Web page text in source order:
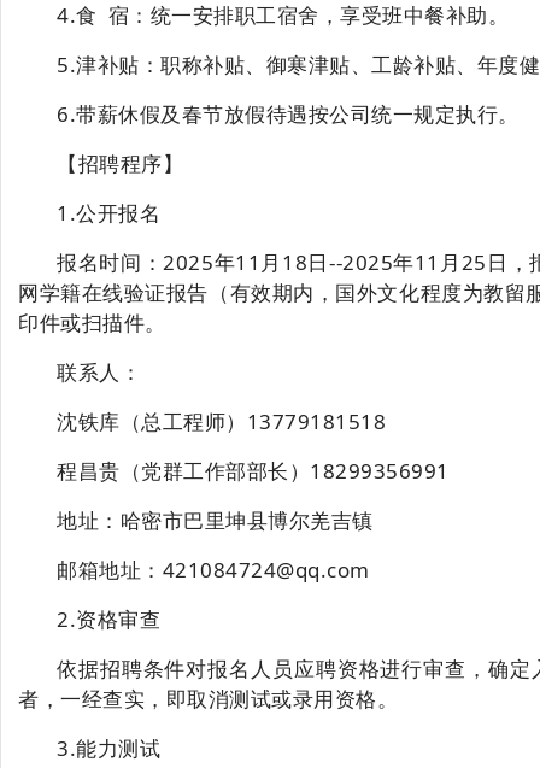
4.食 宿： 统一安排职工宿舍，享受班中餐补助。
5.津补贴：职称补贴、御寒津贴、工龄补贴、年度
6.带薪休假及春节放假待遇按公司统一规定执行。
【招聘程序】
1.公开报名
报名时间：2025年11月18日--2025年11月25日，
网学籍在线验证报告（有效期内，国外文化程度为教
印件或扫描件。
联系人：
沈铁库 （总工程师） 13779181518
程昌贵 （党群工作部部长） 18299356991
地址：哈密市巴里坤县博尔羌吉镇
邮箱地址： 421084724@qq.com
2.资格审查
依据招聘条件对报名人员应聘资格进行审查，确
者，一经查实，即取消测试或录用资格。
3.能力测试